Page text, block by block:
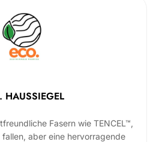
HAUSSIEGEL
Fasern wie TENCEL™,
aber eine hervorragende